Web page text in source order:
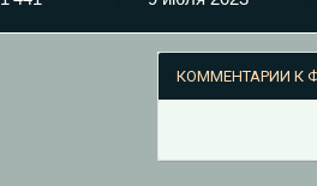
КОММЕНТАРИИ К